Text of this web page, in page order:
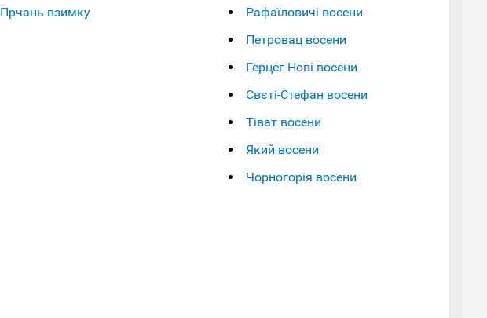
Прчань взимку
Рафаїловичі восени
Петровац восени
Герцег Нові восени
Свєті-Стефан восени
Тіват восени
Який восени
Чорногорія восени